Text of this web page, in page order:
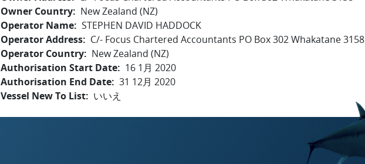
Owner Country
New Zealand (NZ)
Operator Name STEPHEN DAVID HADDOCK
Operator Address
C/- Focus Chartered Accountants PO Box 302 Whakatane 3158
Operator Country
New Zealand (NZ)
Authorisation Start Date
16 1月 2020
Authorisation End Date 31 12月 2020
Vessel New To List
いいえ